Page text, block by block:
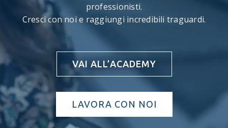
professionisti.
Cresci con noi e raggiungi incredibili traguardi.
VAI ALL’ACADEMY
LAVORA CON NOI